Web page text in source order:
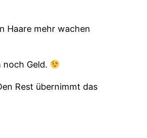
Haare mehr wachen
noch Geld.
Rest übernimmt das